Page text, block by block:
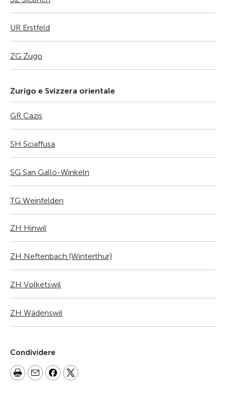
UR Erstfeld
ZG Zugo
Zurigo e Svizzera orientale
GR Cazis
SH Sciaffusa
SG San Gallo-Winkeln
TG Weinfelden
ZH Hinwil
ZH Neftenbach (Winterthur)
ZH Volketswil
ZH Wädenswil
Condividere